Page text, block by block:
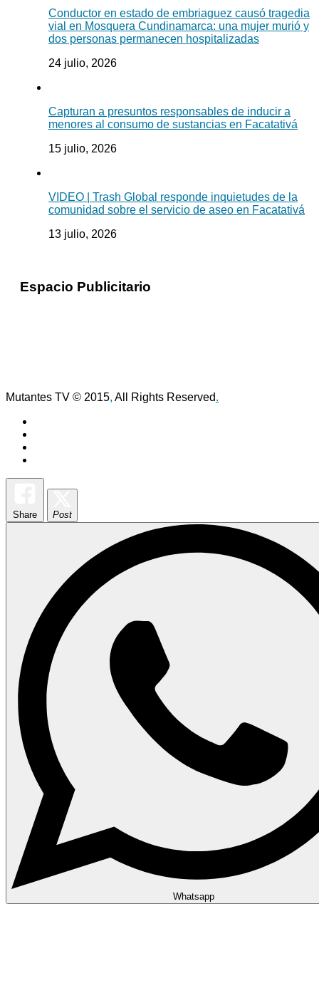
Conductor en estado de embriaguez causó tragedia
vial en Mosquera Cundinamarca: una mujer murió y
dos personas permanecen hospitalizadas
24 julio, 2026
Capturan a presuntos responsables de inducir a
menores al consumo de sustancias en Facatativá
15 julio, 2026
VIDEO | Trash Global responde inquietudes de la
comunidad sobre el servicio de aseo en Facatativá
13 julio, 2026
Espacio Publicitario
Mutantes TV © 2015, All Rights Reserved.
Share Post
Whatsapp